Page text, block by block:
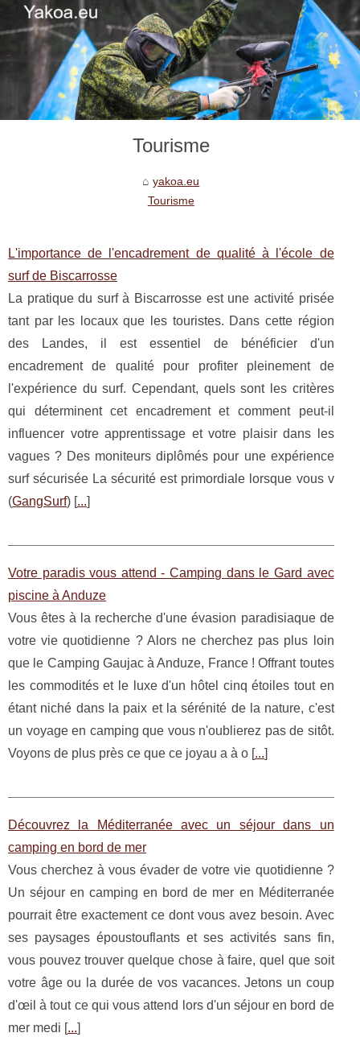
Tourisme
yakoa.eu
Tourisme
L'importance de l'encadrement de qualité à l'école de
surf de Biscarrosse
La pratique du surf à Biscarrosse est une activité prisée
tant par les locaux que les touristes. Dans cette région
des Landes, il est essentiel de bénéficier d'un
encadrement de qualité pour profiter pleinement de
l'expérience du surf. Cependant, quels sont les critères
qui déterminent cet encadrement et comment peut-il
influencer votre apprentissage et votre plaisir dans les
vagues ? Des moniteurs diplômés pour une expérience
surf sécurisée La sécurité est primordiale lorsque vous v
(GangSurf) [...]
Votre paradis vous attend - Camping dans le Gard avec
piscine à Anduze
Vous êtes à la recherche d'une évasion paradisiaque de
votre vie quotidienne ? Alors ne cherchez pas plus loin
que le Camping Gaujac à Anduze, France ! Offrant toutes
les commodités et le luxe d'un hôtel cinq étoiles tout en
étant niché dans la paix et la sérénité de la nature, c'est
un voyage en camping que vous n'oublierez pas de sitôt.
Voyons de plus près ce que ce joyau a à o [...]
Découvrez la Méditerranée avec un séjour dans un
camping en bord de mer
Vous cherchez à vous évader de votre vie quotidienne ?
Un séjour en camping en bord de mer en Méditerranée
pourrait être exactement ce dont vous avez besoin. Avec
ses paysages époustouflants et ses activités sans fin,
vous pouvez trouver quelque chose à faire, quel que soit
votre âge ou la durée de vos vacances. Jetons un coup
d'œil à tout ce qui vous attend lors d'un séjour en bord de
mer medi [...]